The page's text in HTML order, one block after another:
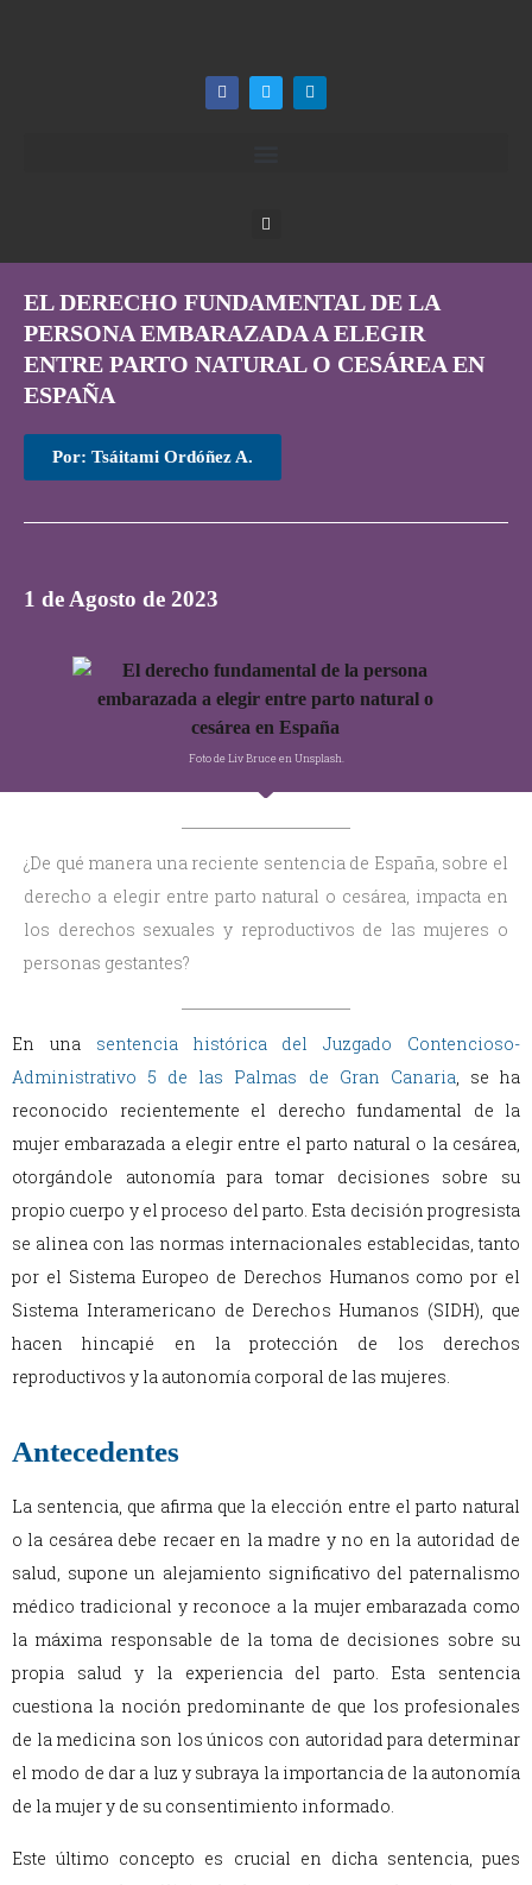
EL DERECHO FUNDAMENTAL DE LA
PERSONA EMBARAZADA A ELEGIR
ENTRE PARTO NATURAL O CESÁREA EN
ESPAÑA
Por: Tsáitami Ordóñez A.
1 de Agosto de 2023
Foto de Liv Bruce en Unsplash.
¿De qué manera una reciente sentencia de España, sobre el
derecho a elegir entre parto natural o cesárea, impacta en
los derechos sexuales y reproductivos de las mujeres o
personas gestantes?
En una
sentencia histórica del Juzgado Contencioso-
Administrativo 5 de las Palmas de Gran Canaria, se ha
reconocido recientemente el derecho fundamental de la
mujer embarazada a elegir entre el parto natural o la cesárea,
otorgándole autonomía para tomar decisiones sobre su
propio cuerpo y el proceso del parto. Esta decisión progresista
se alinea con las normas internacionales establecidas, tanto
por el Sistema Europeo de Derechos Humanos como por el
Sistema Interamericano de Derechos Humanos (SIDH), que
hacen hincapié en la protección de los derechos
reproductivos y la autonomía corporal de las mujeres.
Antecedentes
La sentencia, que afirma que la elección entre el parto natural
o la cesárea debe recaer en la madre y no en la autoridad de
salud, supone un alejamiento significativo del paternalismo
médico tradicional y reconoce a la mujer embarazada como
la máxima responsable de la toma de decisiones sobre su
propia salud y la experiencia del parto. Esta sentencia
cuestiona la noción predominante de que los profesionales
de la medicina son los únicos con autoridad para determinar
el modo de dar a luz y subraya la importancia de la autonomía
de la mujer y de su consentimiento informado.
Este último concepto es crucial en dicha sentencia, pues